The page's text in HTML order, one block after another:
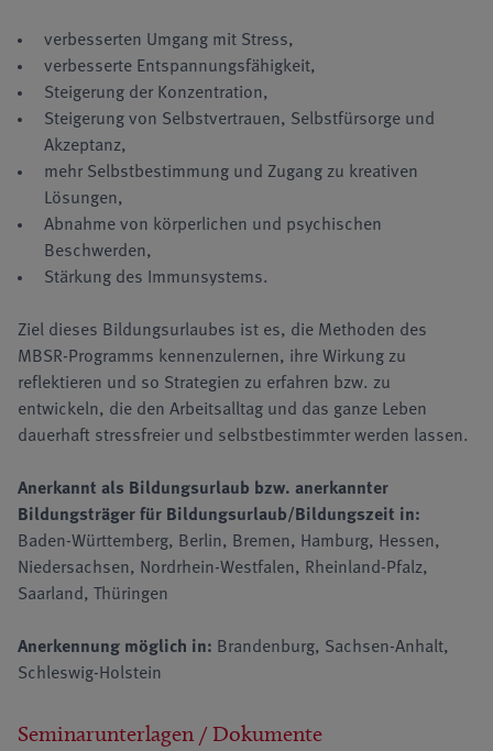
verbesserten Umgang mit Stress,
verbesserte Entspannungsfähigkeit,
Steigerung der Konzentration,
Steigerung von Selbstvertrauen, Selbstfürsorge und
Akzeptanz,
mehr Selbstbestimmung und Zugang zu kreativen
Lösungen,
Abnahme von körperlichen und psychischen
Beschwerden,
Stärkung des Immunsystems.
Ziel dieses Bildungsurlaubes ist es, die Methoden des
MBSR-Programms kennenzulernen, ihre Wirkung zu
reflektieren und so Strategien zu erfahren bzw. zu
entwickeln, die den Arbeitsalltag und das ganze Leben
dauerhaft stressfreier und selbstbestimmter werden lassen.
Anerkannt als Bildungsurlaub bzw. anerkannter
Bildungsträger für Bildungsurlaub/Bildungszeit in:
Baden-Württemberg, Berlin, Bremen, Hamburg, Hessen,
Niedersachsen, Nordrhein-Westfalen, Rheinland-Pfalz,
Saarland, Thüringen
Anerkennung möglich in: Brandenburg, Sachsen-Anhalt,
Schleswig-Holstein
Seminarunterlagen / Dokumente